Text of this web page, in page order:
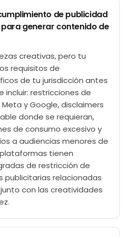
de publicidad
para generar contenido de
creativas, pero tu
requisitos de
de tu jurisdicción antes
incluir: restricciones de
y Google, disclaimers
donde se requieran,
de consumo excesivo y
a audiencias menores de
tienen
de restricción de
publicitarias relacionadas
con las creatividades